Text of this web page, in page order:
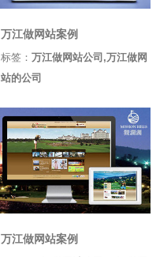
万江做网站案例
标签： 万江做网站公司,万江做网
站的公司
万江做网站案例